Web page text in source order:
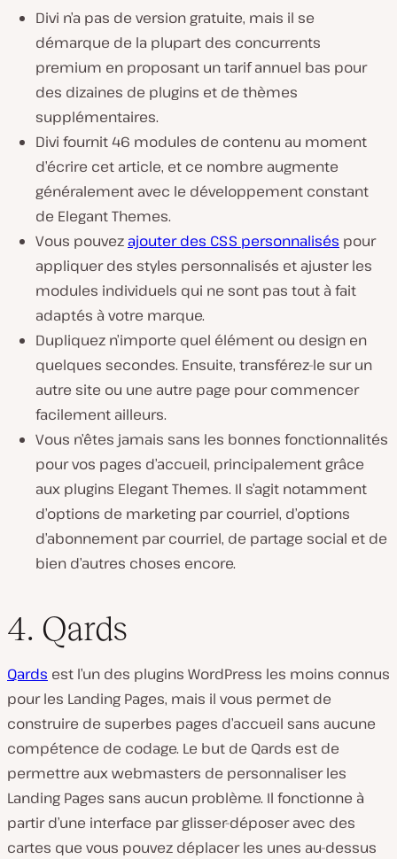
Divi n’a pas de version gratuite, mais il se
démarque de la plupart des concurrents
premium en proposant un tarif annuel bas pour
des dizaines de plugins et de thèmes
supplémentaires.
Divi fournit 46 modules de contenu au moment
d’écrire cet article, et ce nombre augmente
généralement avec le développement constant
de Elegant Themes.
Vous pouvez ajouter des CSS personnalisés pour
appliquer des styles personnalisés et ajuster les
modules individuels qui ne sont pas tout à fait
adaptés à votre marque.
Dupliquez n’importe quel élément ou design en
quelques secondes. Ensuite, transférez-le sur un
autre site ou une autre page pour commencer
facilement ailleurs.
Vous n’êtes jamais sans les bonnes fonctionnalités
pour vos pages d’accueil, principalement grâce
aux plugins Elegant Themes. Il s’agit notamment
d’options de marketing par courriel, d’options
d’abonnement par courriel, de partage social et de
bien d’autres choses encore.
4. Qards
Qards est l’un des plugins WordPress les moins connus
pour les Landing Pages, mais il vous permet de
construire de superbes pages d’accueil sans aucune
compétence de codage. Le but de Qards est de
permettre aux webmasters de personnaliser les
Landing Pages sans aucun problème. Il fonctionne à
partir d’une interface par glisser-déposer avec des
cartes que vous pouvez déplacer les unes au-dessus